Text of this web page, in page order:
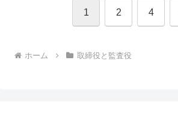
1 2 4
ホーム 取締役と監査役